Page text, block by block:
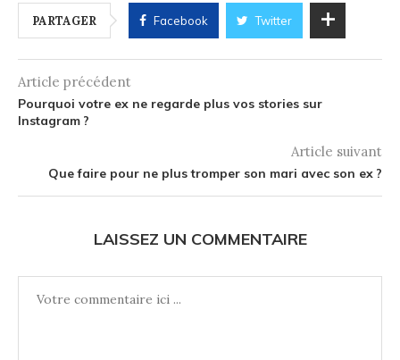
PARTAGER Facebook Twitter
Article précédent
Pourquoi votre ex ne regarde plus vos stories sur
Instagram ?
Article suivant
Que faire pour ne plus tromper son mari avec son ex ?
LAISSEZ UN COMMENTAIRE